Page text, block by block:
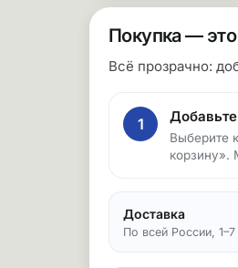
Покупка —
Всё прозрачно:
1
Выберите
Доставка
По всей России,